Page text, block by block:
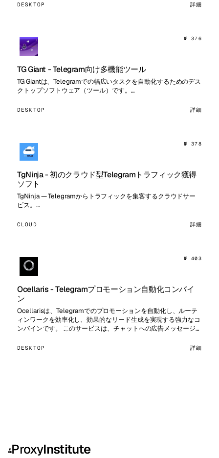
DESKTOP 詳細
№ 376
TG Giant - Telegram向け多機能ツール
TG Giantは、Telegramでの幅広いタスクを自動化するためのデス
クトップソフトウェア（ツール）です。…
DESKTOP 詳細
№ 378
TgNinja - 初のクラウド型Telegramトラフィック獲得
ソフト
TgNinja — Telegramからトラフィックを集客するクラウドサー
ビス。…
CLOUD 詳細
№ 403
Ocellaris - Telegramプロモーション自動化コンバイ
ン
Ocellarisは、Telegramでのプロモーションを自動化し、ルーテ
ィンワークを効率化し、効果的なリード生成を実現する強力なコ
ンバインです。 このサービスは、チャットへの広告メッセージ配
DESKTOP 詳細
⁂ProxyInstitute